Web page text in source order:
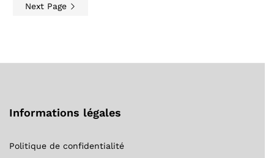
Next Page
Informations légales
Politique de confidentialité